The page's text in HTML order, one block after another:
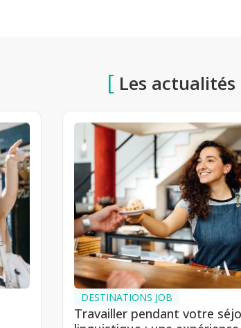
[ Les actualités
DESTINATIONS JOB
Travailler pendant votre